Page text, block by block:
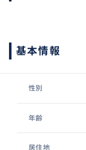
基本情報
性別
年齢
居住地